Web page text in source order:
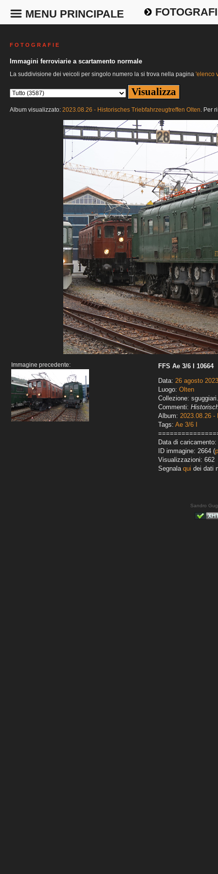
MENU PRINCIPALE
F O T O G R A F I E
Immagini ferroviarie a scartamento normale
La suddivisione dei veicoli per singolo numero la si trova nella pagina 'elenco
Album visualizzato: 2023.08.26 - Historisches Triebfahrzeugtreffen Olten. Per
Immagine precedente:
FFS Ae 3/6 I 10664
Data: 26 agosto 2023
Luogo: Olten
Collezione:
Commenti:
Album: 2023.08.26 -
Tags: Ae 3/6 I
Data di
ID immagine: 2664 (
Visualizzazioni: 662
Segnala qui dei dati
Sandro